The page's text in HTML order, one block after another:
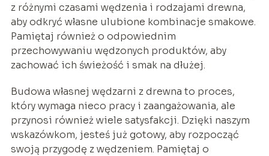
z różnymi czasami wędzenia i rodzajami drewna,
aby odkryć własne ulubione kombinacje smakowe.
Pamiętaj również o odpowiednim
przechowywaniu wędzonych produktów, aby
zachować ich świeżość i smak na dłużej.
Budowa własnej wędzarni z drewna to proces,
który wymaga nieco pracy i zaangażowania, ale
przynosi również wiele satysfakcji. Dzięki naszym
wskazówkom, jesteś już gotowy, aby rozpocząć
swoją przygodę z wędzeniem. Pamiętaj o